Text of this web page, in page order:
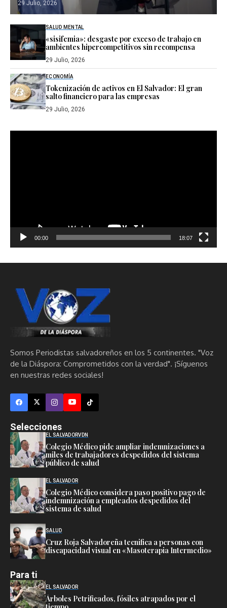
29 Julio, 2026
SALUD MENTAL
«sisifemia»: desgaste por exceso de trabajo en
ambientes hipercompetitivos sin recompensa
29 Julio, 2026
ECONOMÍA
Tokenización de activos en El Salvador: El gran
salto financiero para las empresas
29 Julio, 2026
00:00 18:07
Somos Periodistas salvadoreños en los 5 continentes. "Voz
de la Diáspora: Comprometidos con la verdad". ¡Síguenos
en nuestras redes sociales!
Selecciones
EL SALVADORVDN
Colegio Médico pide ampliar indemnizaciones a
miles de trabajadores despedidos del sistema
público de salud
EL SALVADOR
Colegio Médico considera paso positivo pago de
indemnización a empleados despedidos del
sistema de salud
SALUD
Cruz Roja Salvadoreña tecnifica a personas con
discapacidad visual en «Masoterapia Intermedio»
Para ti
EL SALVADOR
Árboles Petrificados, fósiles atrapados por el